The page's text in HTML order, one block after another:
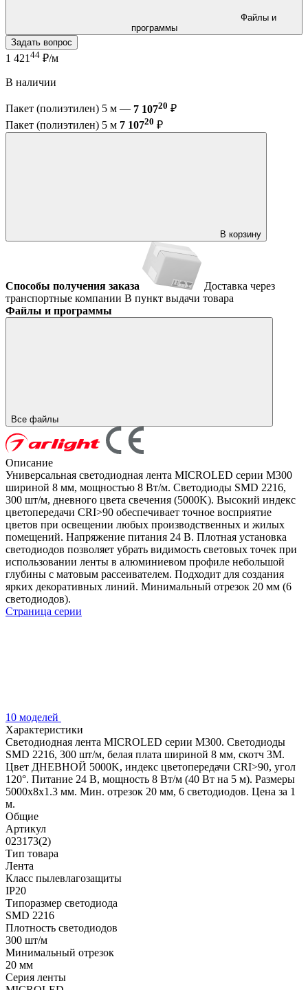
программы
Задать вопрос
1 421 44 ₽/м
В наличии
Пакет (полиэтилен) 5 м — 7 10720 ₽
Пакет (полиэтилен) 5 м 7 10720 ₽
В корзину
Способы получения заказа
Доставка через
транспортные компании В пункт выдачи товара
Файлы и программы
Все файлы
Описание
Универсальная светодиодная лента MICROLED серии M300
шириной 8 мм, мощностью 8 Вт/м. Светодиоды SMD 2216,
300 шт/м, дневного цвета свечения (5000K). Высокий индекс
цветопередачи CRI>90 обеспечивает точное восприятие
цветов при освещении любых производственных и жилых
помещений. Напряжение питания 24 В. Плотная установка
светодиодов позволяет убрать видимость световых точек при
использовании ленты в алюминиевом профиле небольшой
глубины с матовым рассеивателем. Подходит для создания
ярких декоративных линий. Минимальный отрезок 20 мм (6
светодиодов).
Страница серии
10 моделей
Характеристики
Светодиодная лента MICROLED серии M300. Светодиоды
SMD 2216, 300 шт/м, белая плата шириной 8 мм, скотч 3M.
Цвет ДНЕВНОЙ 5000K, индекс цветопередачи CRI>90, угол
120°. Питание 24 В, мощность 8 Вт/м (40 Вт на 5 м). Размеры
5000x8x1.3 мм. Мин. отрезок 20 мм, 6 светодиодов. Цена за 1
м.
Общие
Артикул
023173(2)
Тип товара
Лента
Класс пылевлагозащиты
IP20
Типоразмер светодиода
SMD 2216
Плотность светодиодов
300 шт/м
Минимальный отрезок
20 мм
Серия ленты